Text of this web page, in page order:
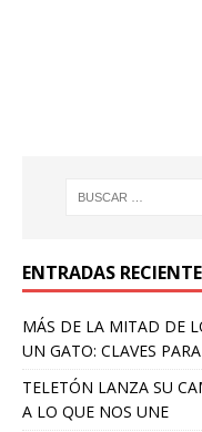
ENTRADAS
MÁS DE LA MITAD DE
UN GATO: CLAVES
TELETÓN LANZA SU
A LO QUE NOS UNE